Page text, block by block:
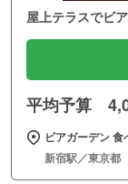
屋上テラスでビ
平均予算
ビアガーデン
新宿駅／東京都